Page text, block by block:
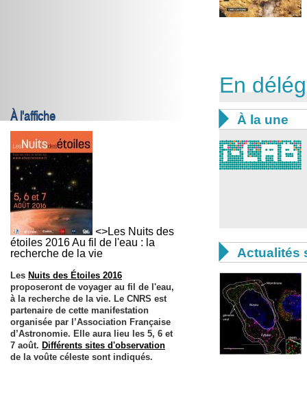
À l'affiche
<>Les Nuits des
étoiles 2016 Au fil de l'eau : la
recherche de la vie
Les Nuits des Étoiles 2016
proposeront de voyager au fil de l'eau,
à la recherche de la vie. Le CNRS est
partenaire de cette manifestation
organisée par l’Association Française
d’Astronomie. Elle aura lieu les 5, 6 et
7 août. Différents sites d'observation
de la voûte céleste sont indiqués.
En
 À la une
 Actualités